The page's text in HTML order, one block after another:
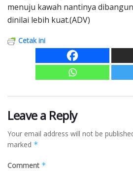
menuju kawah nantinya
dinilai lebih kuat.(ADV)
Cetak ini
Leave a Reply
Your email address will not be
marked *
Comment *